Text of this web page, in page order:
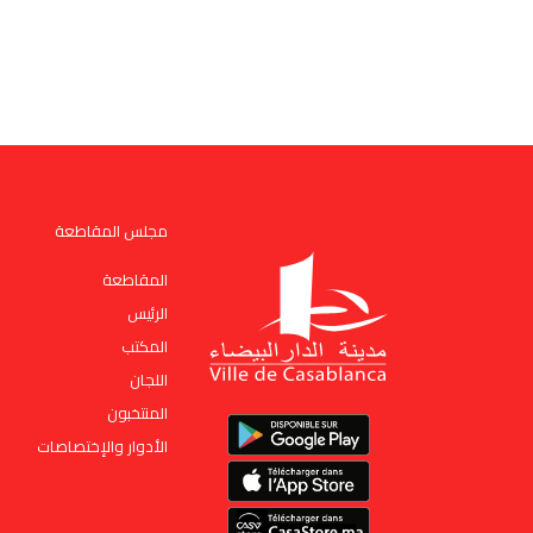
مجلس المقاطعة
المقاطعة
الرئيس
المكتب
اﻟﻠﺠﺎن
المنتخبون
الأدوار والإختصاصات